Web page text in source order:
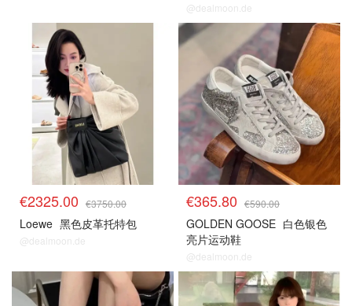
@dealmoon.de
€2325.00 €3750.00
Loewe 黑色皮革托特包
@dealmoon.de
€365.80 €590.00
GOLDEN GOOSE 白色银色
亮片运动鞋
@dealmoon.de